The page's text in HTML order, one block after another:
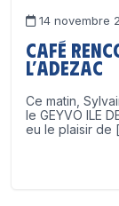
14 novembre
Café
l’ADEZAC
Ce matin,
le GEYVO ILE
eu le plaisir de